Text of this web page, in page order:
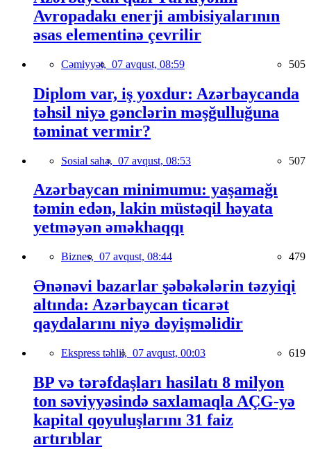
Avropadakı enerji ambisiyalarının
əsas elementinə çevrilir
Cəmiyyət, 07 avqust, 08:59 505
Diplom var, iş yoxdur: Azərbaycanda
təhsil niyə gənclərin məşğulluğuna
təminat vermir?
Sosial sahə, 07 avqust, 08:53 507
Azərbaycan minimumu: yaşamağı
təmin edən, lakin müstəqil həyata
yetməyən əməkhaqqı
Biznes, 07 avqust, 08:44 479
Ənənəvi bazarlar şəbəkələrin təzyiqi
altında: Azərbaycan ticarət
qaydalarını niyə dəyişməlidir
Ekspress təhlil, 07 avqust, 00:03 619
BP və tərəfdaşları hasilatı 8 milyon
ton səviyyəsində saxlamaqla AÇG-yə
kapital qoyuluşlarını 31 faiz
artırıblar